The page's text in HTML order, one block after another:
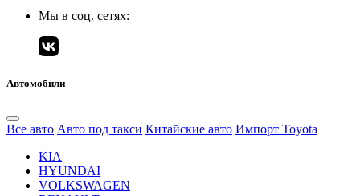
Мы в соц. сетях:
Автомобили
Все авто Авто под такси Китайские авто Импорт Toyota
KIA
HYUNDAI
VOLKSWAGEN